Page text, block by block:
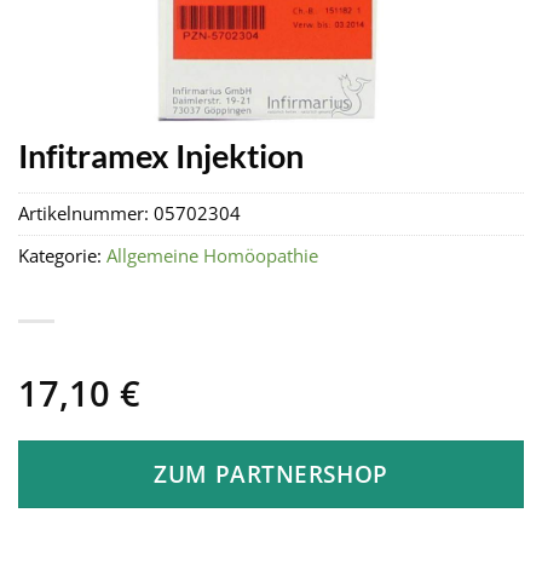
Infitramex Injektion
17,10 €
ZUM PARTNERSHOP
Artikelnummer: 05702304
Kategorie: Allgemeine Homöopathie